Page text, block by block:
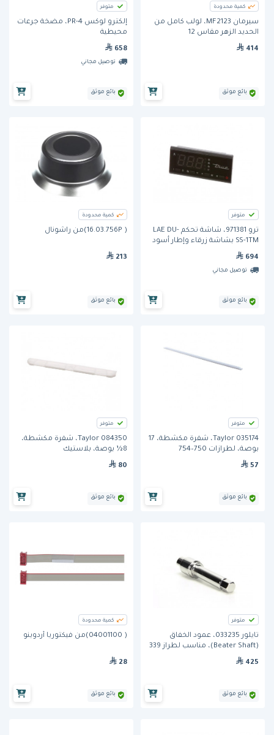
كمية محدودة
سيرمان MF2123، لولب كامل من
الحديد الزهر مقاس 12
414
بائع موثق
متوفر
إلكترو لوكس PR-4، مضخة جرعات
محيطية
658
توصيل مجاني
بائع موثق
متوفر
ترو 971381، شاشة تحكم LAE DU-
SS-1TM بشاشة زرقاء وإطار أسود
694
توصيل مجاني
بائع موثق
كمية محدودة
( 16.03.756P)من راشونال
213
بائع موثق
متوفر
Taylor 035174، شفرة مكشطة، 17
بوصة، لطرازات 750–754
57
بائع موثق
متوفر
Taylor 084350، شفرة مكشطة،
8½ بوصة، بلاستيك
80
بائع موثق
متوفر
تايلور 033235، عمود الخفّاق
(Beater Shaft)، مناسب لطراز 339
425
بائع موثق
كمية محدودة
( 04001100)من فيكتوريا أردوينو
28
بائع موثق